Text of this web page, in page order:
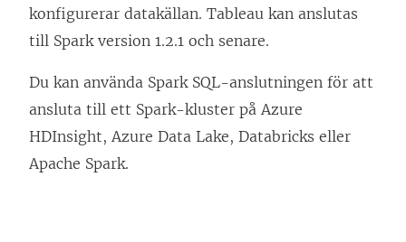
konfigurerar datakällan. Tableau kan anslutas
till Spark version 1.2.1 och senare.
Du kan använda Spark SQL-anslutningen för att
ansluta till ett Spark-kluster på Azure
HDInsight, Azure Data Lake, Databricks eller
Apache Spark.